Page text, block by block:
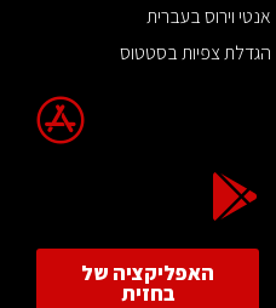
אנטי וירוס בעברית
הגדלת צפיות בסטטוס
האפליקציה של
בחזית